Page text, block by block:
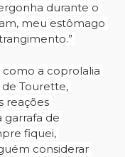
durante o
meu estômago
como a coprolalia
Tourette,
reações
garrafa de
fiquei,
considerar